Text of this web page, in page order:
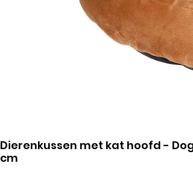
Dierenkussen met kat hoofd -
cm